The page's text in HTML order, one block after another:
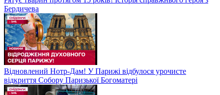
Бердичева
Відновлений Нотр-Дам! У Парижі відбулося урочисте
відкриття Собору Паризької Богоматері